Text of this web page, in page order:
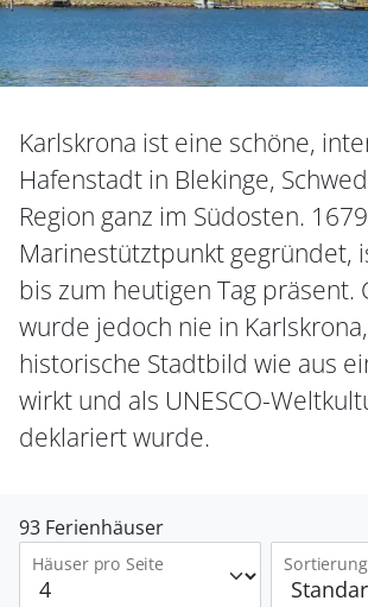
Karlskrona ist eine schöne,
Hafenstadt in Blekinge,
Region ganz im Südosten.
Marinestütztpunkt gegründet,
bis zum heutigen Tag präsent.
wurde jedoch nie in
historische Stadtbild wie aus
wirkt und als UNESCO-
deklariert wurde.
93 Ferienhäuser
Häuser pro Seite Sortierung